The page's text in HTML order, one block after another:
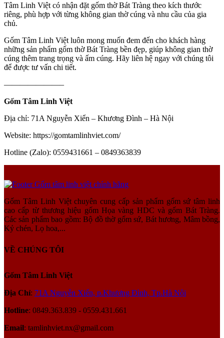
Tâm Linh Việt có nhận đặt gốm thờ Bát Tràng theo kích thước
riêng, phù hợp với từng không gian thờ cúng và nhu cầu của gia
chủ.
Gốm Tâm Linh Việt luôn mong muốn đem đến cho khách hàng
những sản phẩm gốm thờ Bát Tràng bền đẹp, giúp không gian thờ
cúng thêm trang trọng và ấm cúng. Hãy liên hệ ngay với chúng tôi
để được tư vấn chi tiết.
———————–
Gốm Tâm Linh Việt
Địa chỉ: 71A Nguyễn Xiển – Khương Đình – Hà Nội
Website: https://gomtamlinhviet.com/
Hotline (Zalo): 0559431661 – 0849363839
Gốm Tâm Linh Việt chuyên cung cấp sản phẩm gốm sứ tâm linh
cao cấp từ thương hiệu gốm Họa vàng HDC và gốm Bát Tràng.
Các sản phẩm bao gồm: Bộ đồ thờ gốm sứ, Bát hương, Mâm bồng,
Kỷ chén, Lọ hoa,...
VỀ CHÚNG TÔI
Gốm Tâm Linh Việt
Địa Chỉ: 71A Nguyễn Xiển, p.Khương Đình, Tp.Hà Nội
Hotline: 0849.363.839 - 0559.431.661
Email: tamlinhviet.nx@gmail.com